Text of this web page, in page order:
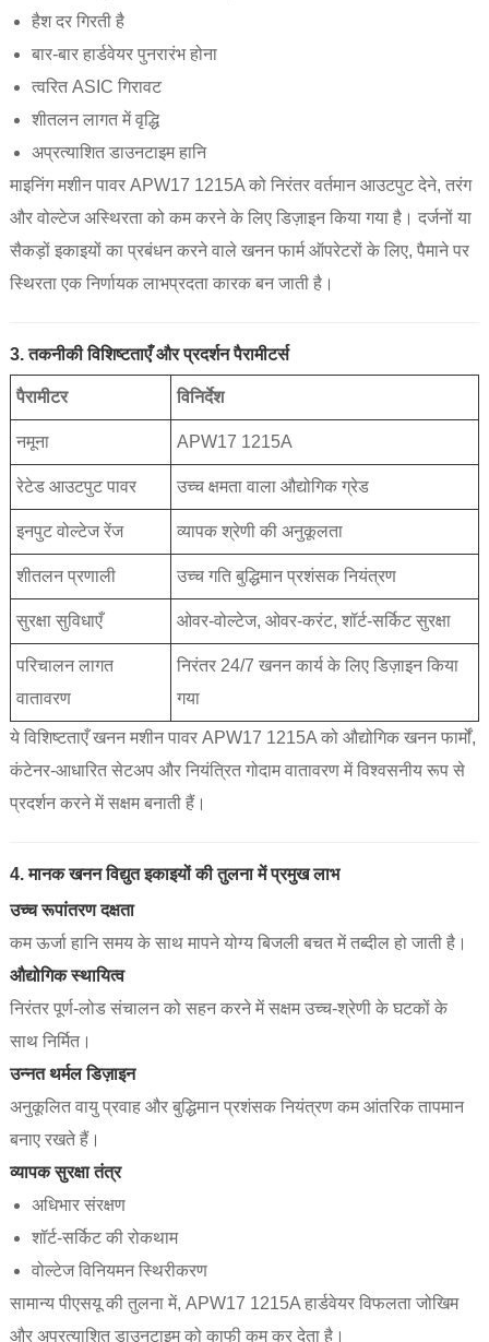
हैश दर गिरती है
बार-बार हार्डवेयर पुनरारंभ होना
त्वरित ASIC गिरावट
शीतलन लागत में वृद्धि
अप्रत्याशित डाउनटाइम हानि
माइनिंग मशीन पावर APW17 1215A को निरंतर वर्तमान आउटपुट देने, तरंग
और वोल्टेज अस्थिरता को कम करने के लिए डिज़ाइन किया गया है। दर्जनों या
सैकड़ों इकाइयों का प्रबंधन करने वाले खनन फार्म ऑपरेटरों के लिए, पैमाने पर
स्थिरता एक निर्णायक लाभप्रदता कारक बन जाती है।
3. तकनीकी विशिष्टताएँ और प्रदर्शन पैरामीटर्स
पैरामीटर विनिर्देश
नमूना APW17 1215A
रेटेड आउटपुट पावर उच्च क्षमता वाला औद्योगिक ग्रेड
इनपुट वोल्टेज रेंज व्यापक श्रेणी की अनुकूलता
शीतलन प्रणाली उच्च गति बुद्धिमान प्रशंसक नियंत्रण
सुरक्षा सुविधाएँ ओवर-वोल्टेज, ओवर-करंट, शॉर्ट-सर्किट सुरक्षा
परिचालन लागत
वातावरण
निरंतर 24/7 खनन कार्य के लिए डिज़ाइन किया
गया
ये विशिष्टताएँ खनन मशीन पावर APW17 1215A को औद्योगिक खनन फार्मों,
कंटेनर-आधारित सेटअप और नियंत्रित गोदाम वातावरण में विश्वसनीय रूप से
प्रदर्शन करने में सक्षम बनाती हैं।
4. मानक खनन विद्युत इकाइयों की तुलना में प्रमुख लाभ
उच्च रूपांतरण दक्षता
कम ऊर्जा हानि समय के साथ मापने योग्य बिजली बचत में तब्दील हो जाती है।
औद्योगिक स्थायित्व
निरंतर पूर्ण-लोड संचालन को सहन करने में सक्षम उच्च-श्रेणी के घटकों के
साथ निर्मित।
उन्नत थर्मल डिज़ाइन
अनुकूलित वायु प्रवाह और बुद्धिमान प्रशंसक नियंत्रण कम आंतरिक तापमान
बनाए रखते हैं।
व्यापक सुरक्षा तंत्र
अधिभार संरक्षण
शॉर्ट-सर्किट की रोकथाम
वोल्टेज विनियमन स्थिरीकरण
सामान्य पीएसयू की तुलना में, APW17 1215A हार्डवेयर विफलता जोखिम
और अप्रत्याशित डाउनटाइम को काफी कम कर देता है।